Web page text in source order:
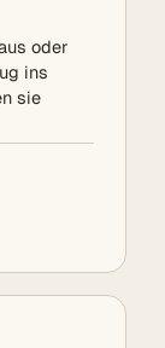
oder
ins
sie